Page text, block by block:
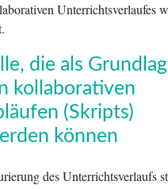
Unterrichtsverlaufes
die als
kollaborativen
(Skripts)
können
des Unterrichtsverlaufs